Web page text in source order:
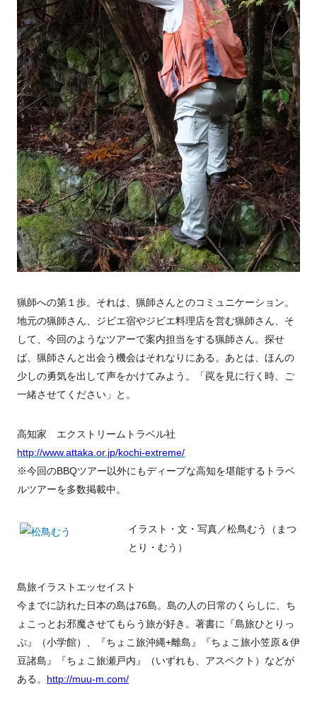
猟師への第１歩。それは、猟師さんとのコミュニケーション。
地元の猟師さん、ジビエ宿やジビエ料理店を営む猟師さん、そ
して、今回のようなツアーで案内担当をする猟師さん。探せ
ば、猟師さんと出会う機会はそれなりにある。あとは、ほんの
少しの勇気を出して声をかけてみよう。「罠を見に行く時、ご
一緒させてください」と。
高知家 エクストリームトラベル社
http://www.attaka.or.jp/kochi-extreme/
※今回のBBQツアー以外にもディープな高知を堪能するトラベ
ルツアーを多数掲載中。
イラスト・文・写真／松鳥むう（まつ
とり・むう）
島旅イラストエッセイスト
今までに訪れた日本の島は76島。島の人の日常のくらしに、ち
ょこっとお邪魔させてもらう旅が好き。著書に『島旅ひとりっ
ぷ』（小学館）、『ちょこ旅沖縄+離島』『ちょこ旅小笠原＆伊
豆諸島』『ちょこ旅瀬戸内』（いずれも、アスペクト）などが
ある。 http://muu-m.com/